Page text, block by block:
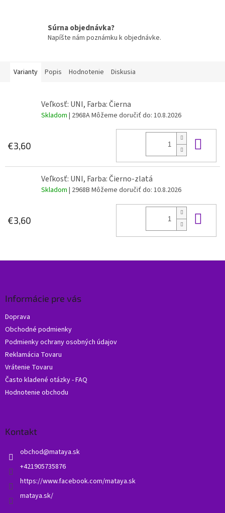
Súrna objednávka?
Napíšte nám poznámku k objednávke.
Varianty Popis Hodnotenie Diskusia
Veľkosť: UNI, Farba: Čierna
Skladom | 2968AMôžeme doručiť do: 10.8.2026
€3,60
Veľkosť: UNI, Farba: Čierno-zlatá
Skladom | 2968B Môžeme doručiť do: 10.8.2026
€3,60
Informácie pre vás
Doprava
Obchodné podmienky
Podmienky ochrany osobných údajov
Reklamácia Tovaru
Vrátenie Tovaru
Často kladené otázky - FAQ
Hodnotenie obchodu
Kontakt
obchod@mataya.sk
+421905735876
https://www.facebook.com/mataya.sk
mataya.sk/